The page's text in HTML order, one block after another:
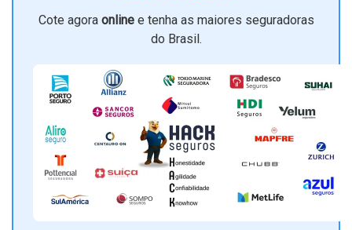
Cote agora onlinee tenha as maiores seguradoras
do Brasil.